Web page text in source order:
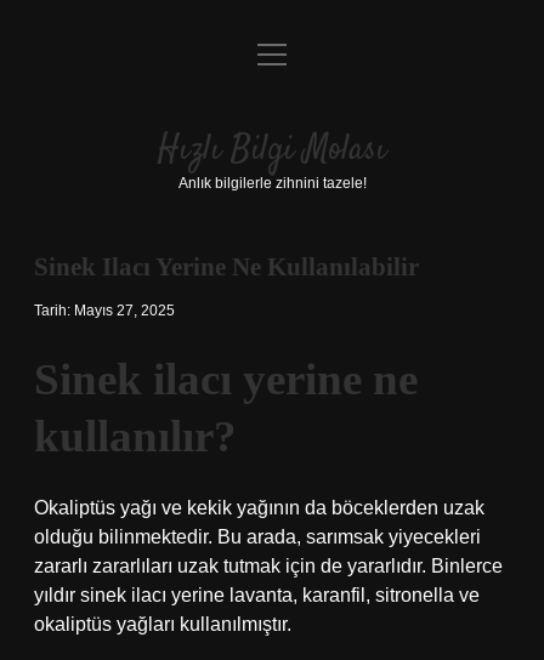
Anasayfa
Yasal Uyarı
menüyü
Hızlı Bilgi Molası
Anlık bilgilerle zihnini tazele!
Sinek Ilacı Yerine Ne Kullanılabilir
Tarih: Mayıs 27, 2025
Sinek ilacı yerine ne
kullanılır?
Okaliptüs yağı ve kekik yağının da böceklerden uzak
olduğu bilinmektedir. Bu arada, sarımsak yiyecekleri
zararlı zararlıları uzak tutmak için de yararlıdır. Binlerce
yıldır sinek ilacı yerine lavanta, karanfil, sitronella ve
okaliptüs yağları kullanılmıştır.